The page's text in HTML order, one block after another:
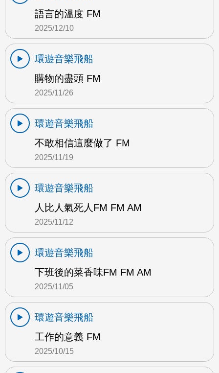
語言的溫度 FM
2025/12/10
環遊音樂飛船
購物的盡頭 FM
2025/11/26
環遊音樂飛船
不敢相信這麼做了 FM
2025/11/19
環遊音樂飛船
人比人氣死人FM FM AM
2025/11/12
環遊音樂飛船
下班後的菜香味FM FM AM
2025/11/05
環遊音樂飛船
工作的意義 FM
2025/10/15